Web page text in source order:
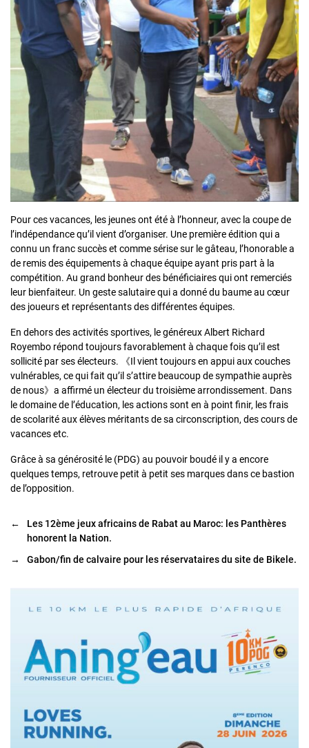
Pour ces vacances, les jeunes ont été à l’honneur, avec la coupe de
l’indépendance qu’il vient d’organiser. Une première édition qui a
connu un franc succès et comme sérise sur le gâteau, l’honorable a
de remis des équipements à chaque équipe ayant pris part à la
compétition. Au grand bonheur des bénéficiaires qui ont remerciés
leur bienfaiteur. Un geste salutaire qui a donné du baume au cœur
des joueurs et représentants des différentes équipes.
En dehors des activités sportives, le généreux Albert Richard
Royembo répond toujours favorablement à chaque fois qu’il est
sollicité par ses électeurs. 《Il vient toujours en appui aux couches
vulnérables, ce qui fait qu’il s’attire beaucoup de sympathie auprès
de nous》a affirmé un électeur du troisième arrondissement. Dans
le domaine de l’éducation, les actions sont en à point finir, les frais
de scolarité aux élèves méritants de sa circonscription, des cours de
vacances etc.
Grâce à sa générosité le (PDG) au pouvoir boudé il y a encore
quelques temps, retrouve petit à petit ses marques dans ce bastion
de l’opposition.
←
Les 12ème jeux africains de Rabat au Maroc: les Panthères
honorent la Nation.
→
Gabon/fin de calvaire pour les réservataires du site de Bikele.